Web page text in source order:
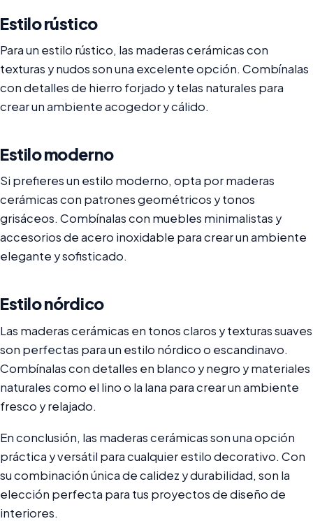
Estilo rústico
Para un estilo rústico, las maderas cerámicas con
texturas y nudos son una excelente opción. Combínalas
con detalles de hierro forjado y telas naturales para
crear un ambiente acogedor y cálido.
Estilo moderno
Si prefieres un estilo moderno, opta por maderas
cerámicas con patrones geométricos y tonos
grisáceos. Combínalas con muebles minimalistas y
accesorios de acero inoxidable para crear un ambiente
elegante y sofisticado.
Estilo nórdico
Las maderas cerámicas en tonos claros y texturas suaves
son perfectas para un estilo nórdico o escandinavo.
Combínalas con detalles en blanco y negro y materiales
naturales como el lino o la lana para crear un ambiente
fresco y relajado.
En conclusión, las maderas cerámicas son una opción
práctica y versátil para cualquier estilo decorativo. Con
su combinación única de calidez y durabilidad, son la
elección perfecta para tus proyectos de diseño de
interiores.